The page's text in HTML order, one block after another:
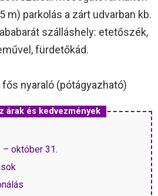
m) parkolás a zárt udvarban kb.
szálláshely: etetőszék,
fürdetőkád.
nyaraló (pótágyazható)
árak és kedvezmények
– október 31.